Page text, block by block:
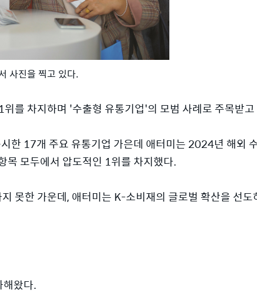
사진을 찍고 있다.
를 차지하며 '수출형 유통기업'의 모범 사례로 주목받
한 17개 주요 유통기업 가은데 애터미는 2024년 해외
모두에서 압도적인 1위를 차지했다.
못한 가운데, 애터미는 K-소비재의 글로벌 확산을 선도
왔다.